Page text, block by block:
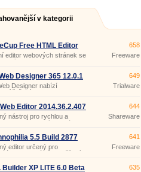
v kategorii
Free HTML Editor
editor webových stránek se
FTP klientem pro
658
Freeware
Designer 365 12.0.1
Designer nabízí
řešení pro snadnou
stránek s pomocí šablon.
649
Trialware
Editor 2014.36.2.407
nástroj pro rychlou a
tvorbu webových stránek
644
Shareware
5.5 Build 2877
editor určený pro
speciálně zaměřený
641
Freeware
Builder XP LITE 6.0 Beta
635